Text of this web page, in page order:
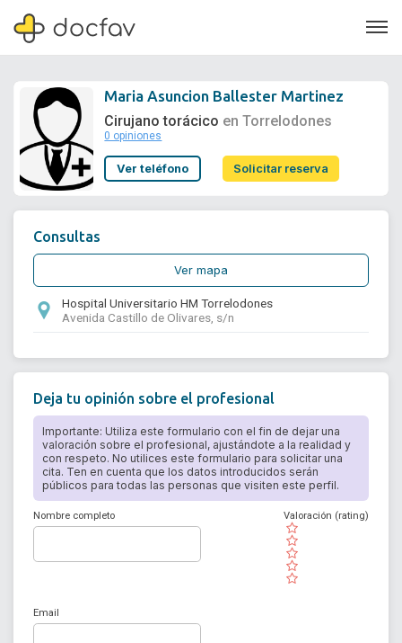
Soporte
Maria Asuncion Ballester Martinez
Cirujano torácico en Torrelodones
0 opiniones
Ver teléfono Solicitar reserva
Consultas
Ver mapa
Hospital Universitario HM Torrelodones
Avenida Castillo de Olivares, s/n
Deja tu opinión sobre el profesional
Importante: Utiliza este formulario con el fin de dejar una
valoración sobre el profesional, ajustándote a la realidad y
con respeto. No utilices este formulario para solicitar una
cita. Ten en cuenta que los datos introducidos serán
públicos para todas las personas que visiten este perfil.
Nombre completo
( )
( )
( )
( )
( )
Valoración (rating)
Email